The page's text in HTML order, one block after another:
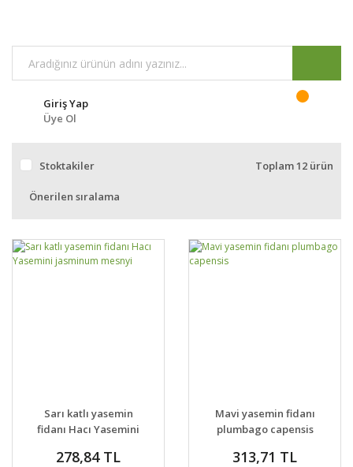
Giriş Yap
Üye Ol
Stoktakiler Toplam 12 ürün
Sarı katlı yasemin
fidanı Hacı Yasemini
278,84 TL
Mavi yasemin fidanı
plumbago capensis
313,71 TL